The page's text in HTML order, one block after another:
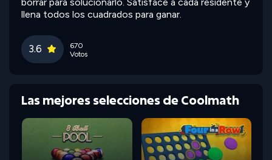
borrar para solucionarlo. Satisface a cada residente y
llena todos los cuadrados para ganar.
3.6
670
Votos
Las mejores selecciones de Coolmath